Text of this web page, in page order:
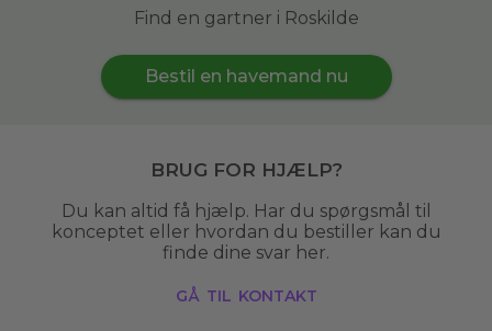
Find en gartner i Roskilde
Bestil en havemand nu
Brug for hjælp?
Du kan altid få hjælp. Har du spørgsmål til
konceptet eller hvordan du bestiller kan du
finde dine svar her.
gå til kontakt